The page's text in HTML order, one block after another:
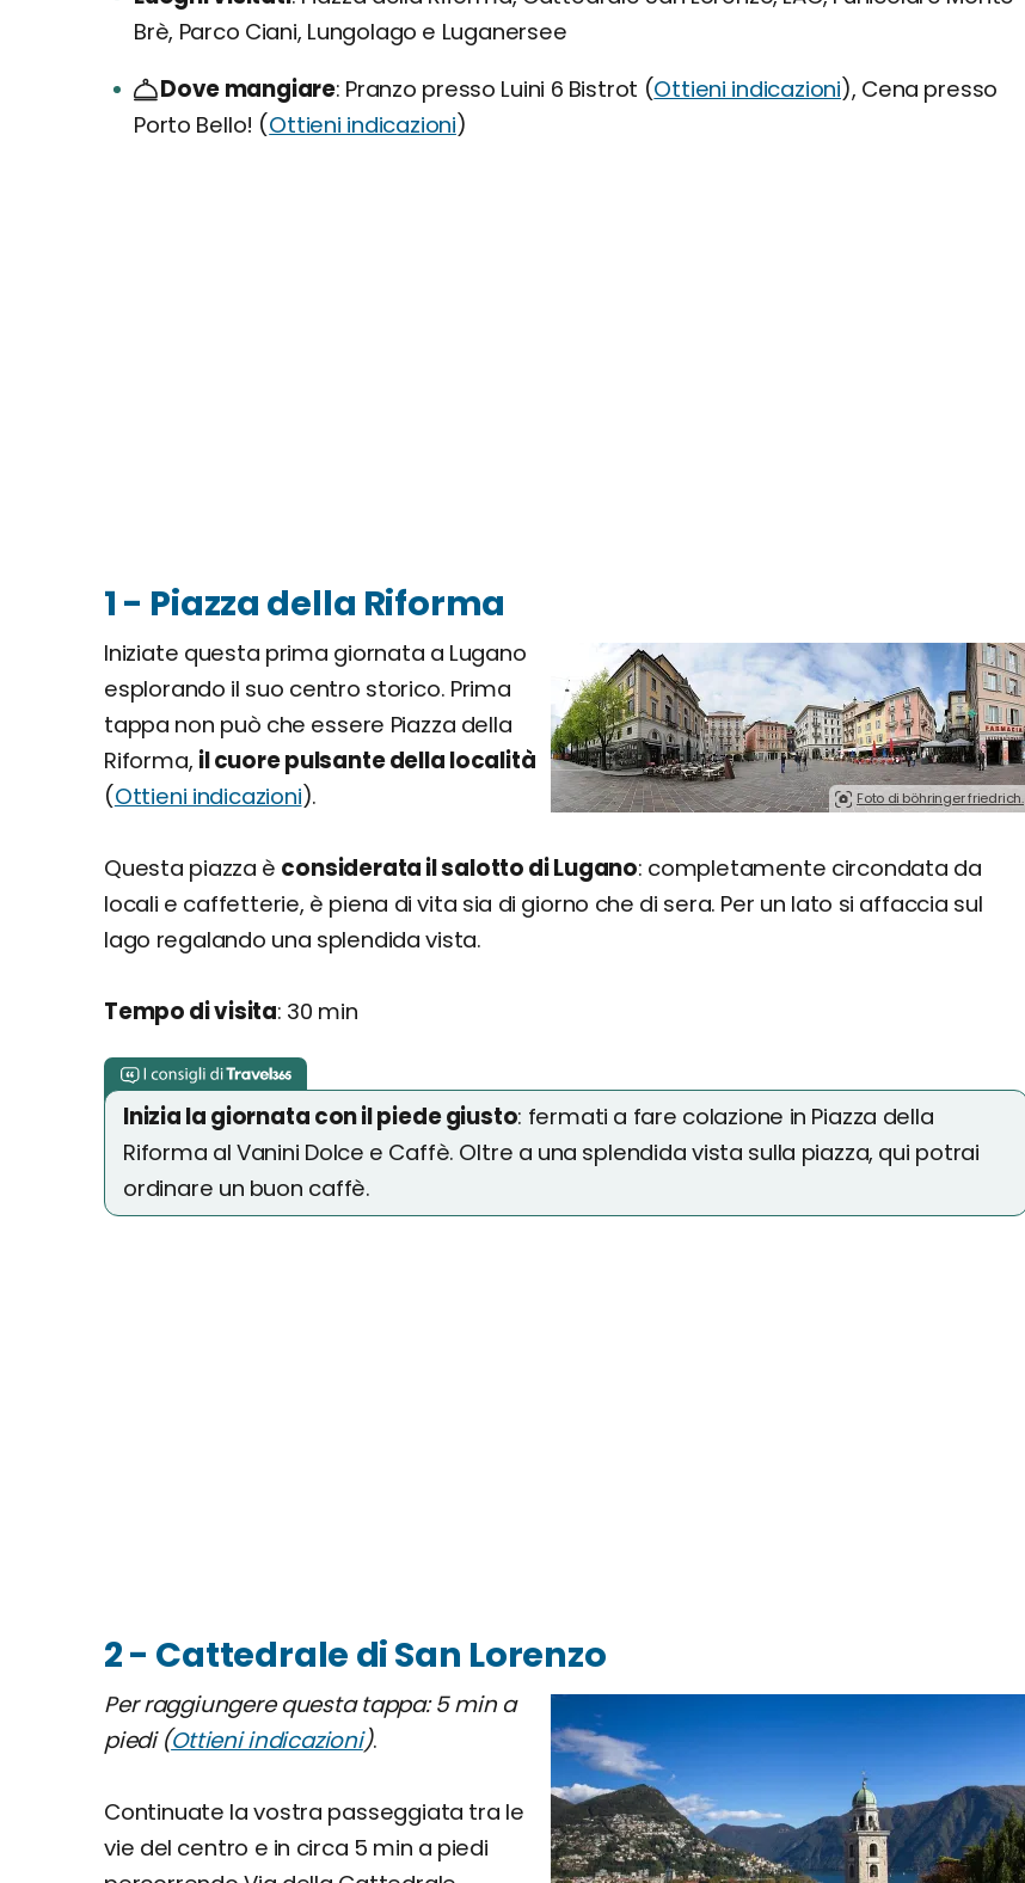
Brè, Parco Ciani, Lungolago e Luganersee
Dove mangiare Pranzo presso Luini 6 Bistrot (Ottieni indicazioni), Cena presso
Porto Bello! (Ottieni indicazioni)
1 - Piazza della Riforma
Foto di böhringer friedrich.
Iniziate questa prima giornata a Lugano
esplorando il suo centro storico. Prima
tappa non può che essere Piazza della
Riforma, il cuore pulsante della località
(Ottieni indicazioni).
Questa piazza è considerata il salotto di Lugano: completamente circondata da
locali e caffetterie, è piena di vita sia di giorno che di sera. Per un lato si affaccia sul
lago regalando una splendida vista.
Tempo di visita: 30 min
Inizia la giornata con il piede giusto: fermati a fare colazione in Piazza della
Riforma al Vanini Dolce e Caffè. Oltre a una splendida vista sulla piazza, qui potrai
ordinare un buon caffè.
2 - Cattedrale di San Lorenzo
Per raggiungere questa tappa: 5 min a
piedi (Ottieni indicazioni).
Continuate la vostra passeggiata tra le
vie del centro e in circa 5 min a piedi